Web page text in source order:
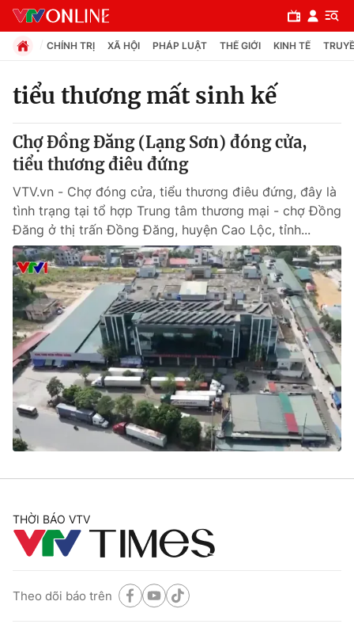
Chuyên mục
Chính trị
Xã hội
Pháp luật
Y tế
Thế giới
Tin tức
Thế giới đó đây
Câu chuyện quốc tế
Kinh tế
Tài chính
Thị trường
Góc doanh nghiệp
Dữ liệu và đời sống
Truyền hình
Phim VTV
Hậu trường
Giải trí
Điện ảnh
Âm nhạc
Du lịch
CHÍNH TRỊ XÃ HỘI PHÁP LUẬT THẾ GIỚI KINH TẾ
tiểu thương mất sinh kế
Chợ Đồng Đăng (Lạng Sơn) đóng cửa,
tiểu thương điêu đứng
VTV.vn - Chợ đóng cửa, tiểu thương điêu đứng, đây là
tình trạng tại tổ hợp Trung tâm thương mại - chợ Đồng
Đăng ở thị trấn Đồng Đăng, huyện Cao Lộc, tỉnh...
THỜI BÁO VTV
Theo dõi báo trên